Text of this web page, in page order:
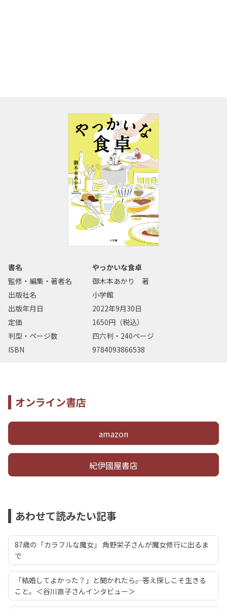
書名
やっかいな食卓
監修・編集・著者名
御木本あかり 著
出版社名
小学館
出版年月日
2022年9月30日
定価
1650円（税込）
判型・ページ数
四六判・240ページ
ISBN
9784093866538
オンライン書店
amazon
紀伊國屋書店
あわせて読みたい記事
87歳の「カラフルな魔女」 角野栄子さんが魔女修行に出るま
で
「結婚してよかった？」と聞かれたら――。答え探しこそ生きる
こと。＜谷川直子さんインタビュー＞